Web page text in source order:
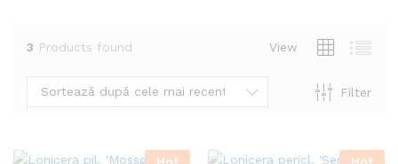
3 Products found View
Filter
Sortează după cele mai recente